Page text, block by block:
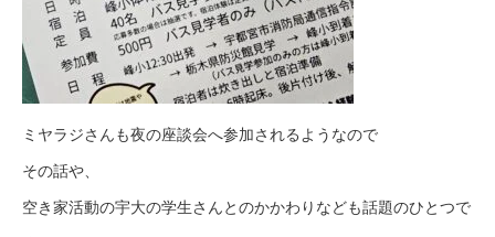
ミヤラジさんも夜の座談会へ参加されるようなので
その話や、
空き家活動の宇大の学生さんとのかかわりなども話題のひとつで